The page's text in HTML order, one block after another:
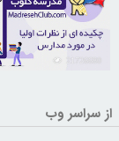
از سراسر وب